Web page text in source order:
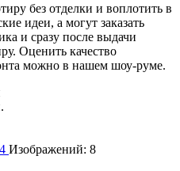
без отделки и воплотить в
идеи, а могут заказать
и сразу после выдачи
Оценить качество
можно в нашем шоу-руме.
Изображений: 8